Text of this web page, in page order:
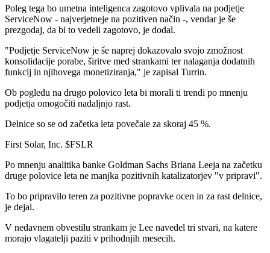
Poleg tega bo umetna inteligenca zagotovo vplivala na podjetje
ServiceNow - najverjetneje na pozitiven način -, vendar je še
prezgodaj, da bi to vedeli zagotovo, je dodal.
"Podjetje ServiceNow je še naprej dokazovalo svojo zmožnost
konsolidacije porabe, širitve med strankami ter nalaganja dodatnih
funkcij in njihovega monetiziranja," je zapisal Turrin.
Ob pogledu na drugo polovico leta bi morali ti trendi po mnenju
podjetja omogočiti nadaljnjo rast.
Delnice so se od začetka leta povečale za skoraj 45 %.
First Solar, Inc. $FSLR
Po mnenju analitika banke Goldman Sachs Briana Leeja na začetku
druge polovice leta ne manjka pozitivnih katalizatorjev "v pripravi".
To bo pripravilo teren za pozitivne popravke ocen in za rast delnice,
je dejal.
V nedavnem obvestilu strankam je Lee navedel tri stvari, na katere
morajo vlagatelji paziti v prihodnjih mesecih.